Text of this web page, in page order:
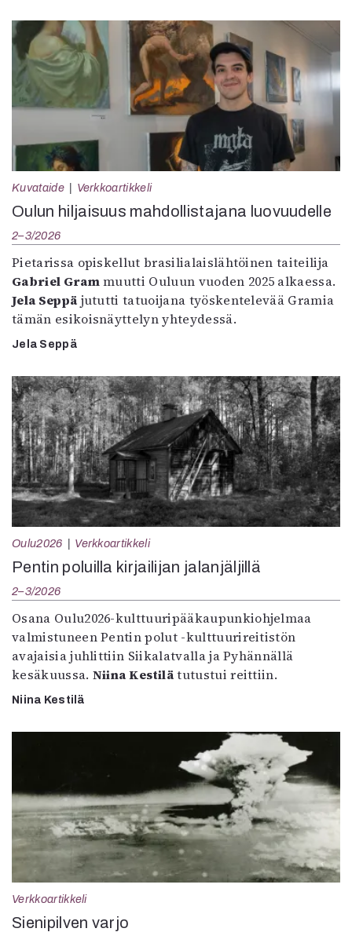
Kuvataide Verkkoartikkeli
Oulun hiljaisuus mahdollistajana luovuudelle
2–3/2026
Pietarissa opiskellut brasilialaislähtöinen taiteilija
Gabriel Grammuutti Ouluun vuoden 2025 alkaessa.
Jela Seppä jututti tatuoijana työskentelevää Gramia
tämän esikoisnäyttelyn yhteydessä.
Jela Seppä
Oulu2026 Verkkoartikkeli
Pentin poluilla kirjailijan jalanjäljillä
2–3/2026
Osana Oulu2026-kulttuuripääkaupunkiohjelmaa
valmistuneen Pentin polut -kulttuurireitistön
avajaisia juhlittiin Siikalatvalla ja Pyhännällä
kesäkuussa. Niina Kestilätutustui reittiin.
Niina Kestilä
Verkkoartikkeli
Sienipilven varjo